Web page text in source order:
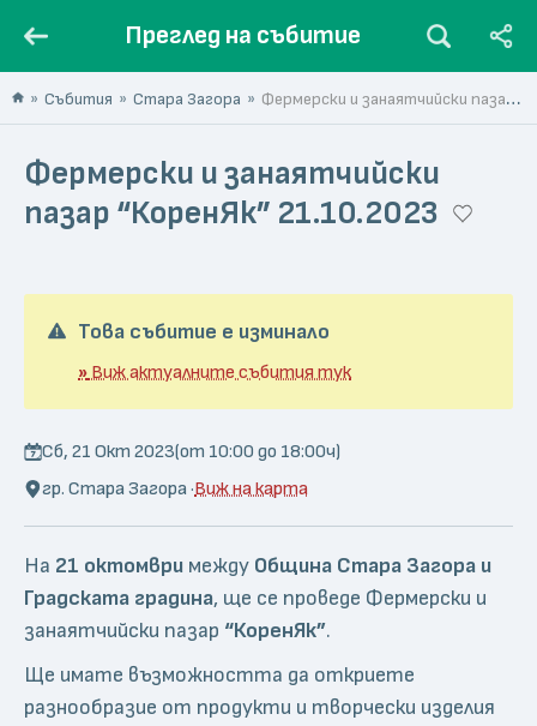
Преглед на събитие
Събития Стара Загора Фермерски и занаятчийски пазар “КоренЯк” 21.10.2023
Фермерски и занаятчийски
пазар “КоренЯк” 21.10.2023
Това събитие е изминало
»Виж актуалните събития тук
Сб, 21 Окт 2023(от 10:00 до 18:00ч)
гр. Стара Загора ·Виж на карта
На 21 октомври между Община Стара Загора и
Градската градина, ще се проведе Фермерски и
занаятчийски пазар “КоренЯк”.
Ще имате възможността да откриете
разнообразие от продукти и творчески изделия